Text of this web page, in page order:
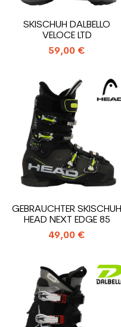
SKISCHUH DALBELLO
VELOCE LTD
59,00 €
GEBRAUCHTER SKISCHUH
HEAD NEXT EDGE 85
49,00 €